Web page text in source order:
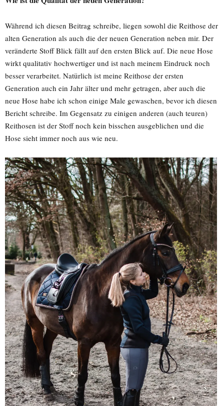
Während ich diesen Beitrag schreibe, liegen sowohl die Reithose der
alten Generation als auch die der neuen Generation neben mir. Der
veränderte Stoff Blick fällt auf den ersten Blick auf. Die neue Hose
wirkt qualitativ hochwertiger und ist nach meinem Eindruck noch
besser verarbeitet. Natürlich ist meine Reithose der ersten
Generation auch ein Jahr älter und mehr getragen, aber auch die
neue Hose habe ich schon einige Male gewaschen, bevor ich diesen
Bericht schreibe. Im Gegensatz zu einigen anderen (auch teuren)
Reithosen ist der Stoff noch kein bisschen ausgeblichen und die
Hose sieht immer noch aus wie neu.